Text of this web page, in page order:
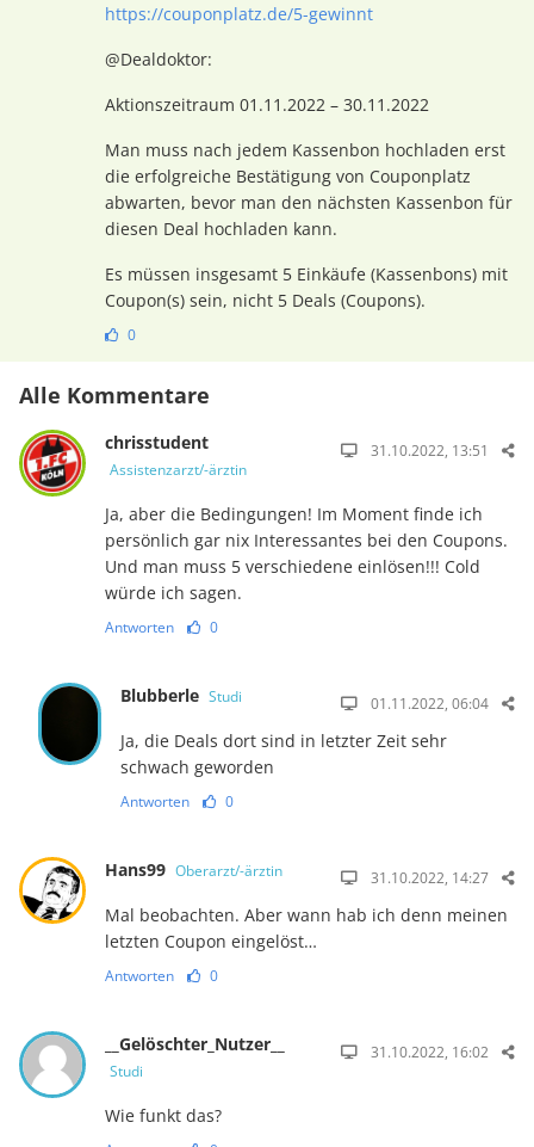
https://couponplatz.de/5-gewinnt
@Dealdoktor:
Aktionszeitraum 01.11.2022 – 30.11.2022
Man muss nach jedem Kassenbon hochladen erst
die erfolgreiche Bestätigung von Couponplatz
abwarten, bevor man den nächsten Kassenbon für
diesen Deal hochladen kann.
Es müssen insgesamt 5 Einkäufe (Kassenbons) mit
Coupon(s) sein, nicht 5 Deals (Coupons).
0
Alle Kommentare
chrisstudent
Assistenzarzt/-ärztin
31.10.2022, 13:51
Ja, aber die Bedingungen! Im Moment finde ich
persönlich gar nix Interessantes bei den Coupons.
Und man muss 5 verschiedene einlösen!!! Cold
würde ich sagen.
Antworten 0
Blubberle Studi 01.11.2022, 06:04
Ja, die Deals dort sind in letzter Zeit sehr
schwach geworden
Antworten 0
Hans99 Oberarzt/-ärztin 31.10.2022, 14:27
Mal beobachten. Aber wann hab ich denn meinen
letzten Coupon eingelöst…
Antworten 0
__Gelöschter_Nutzer__
Studi
31.10.2022, 16:02
Wie funkt das?